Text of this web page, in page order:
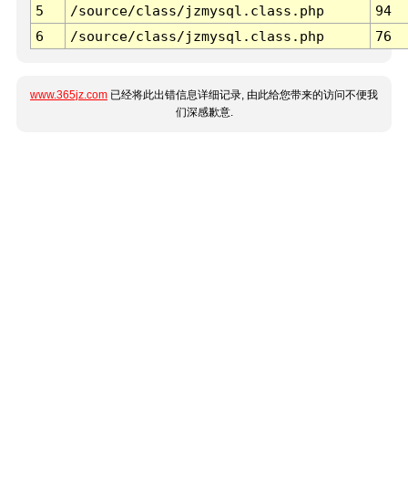
5
/source/class/jzmysql.class.php
94
6
/source/class/jzmysql.class.php 76
www.365jz.com 已经将此出错信息详细记录, 由此给您带来的访问不便我
们深感歉意.